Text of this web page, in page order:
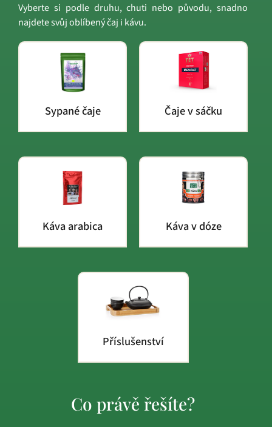
Vyberte si podle druhu, chuti nebo původu, snadno
najdete svůj oblíbený čaj i kávu.
Sypané čaje Čaje v sáčku
Káva arabica Káva v dóze
Příslušenství
Co právě řešíte?